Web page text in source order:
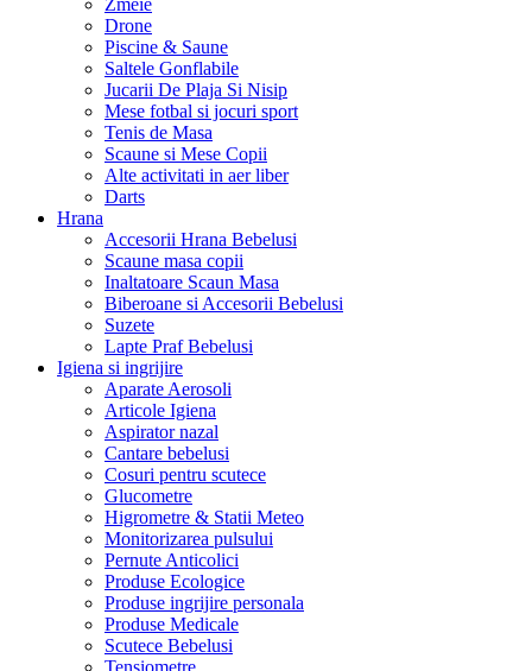
Zmeie
Drone
Piscine & Saune
Saltele Gonflabile
Jucarii De Plaja Si Nisip
Mese fotbal si jocuri sport
Tenis de Masa
Scaune si Mese Copii
Alte activitati in aer liber
Darts
Hrana
Accesorii Hrana Bebelusi
Scaune masa copii
Inaltatoare Scaun Masa
Biberoane si Accesorii Bebelusi
Suzete
Lapte Praf Bebelusi
Igiena si ingrijire
Aparate Aerosoli
Articole Igiena
Aspirator nazal
Cantare bebelusi
Cosuri pentru scutece
Glucometre
Higrometre & Statii Meteo
Monitorizarea pulsului
Pernute Anticolici
Produse Ecologice
Produse ingrijire personala
Produse Medicale
Scutece Bebelusi